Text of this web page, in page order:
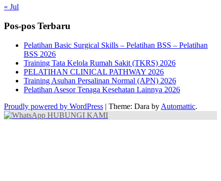
« Jul
Pos-pos Terbaru
Pelatihan Basic Surgical Skills – Pelatihan BSS – Pelatihan
BSS 2026
Training Tata Kelola Rumah Sakit (TKRS) 2026
PELATIHAN CLINICAL PATHWAY 2026
Training Asuhan Persalinan Normal (APN) 2026
Pelatihan Asesor Tenaga Kesehatan Lainnya 2026
Proudly powered by WordPress | Theme: Dara by Automattic.
HUBUNGI KAMI